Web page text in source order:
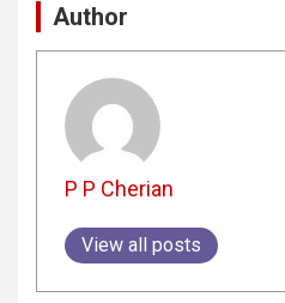
Author
P P Cherian
View all posts